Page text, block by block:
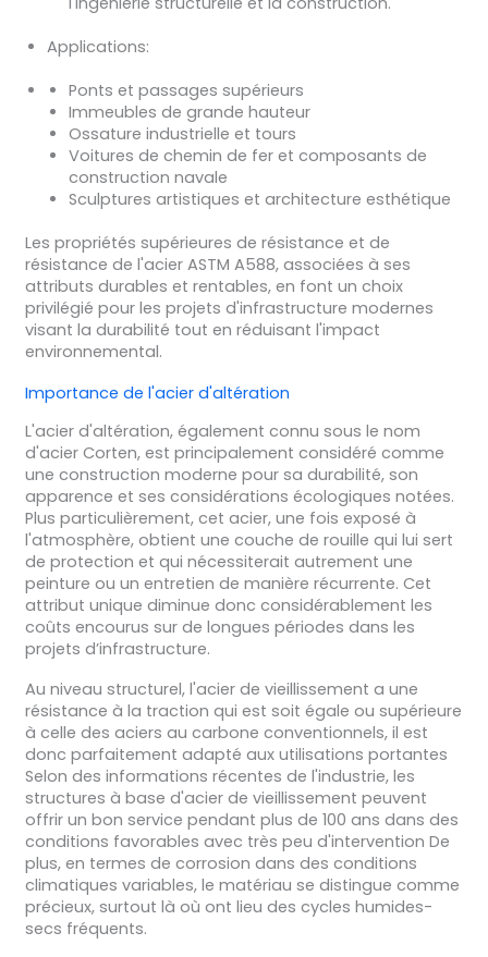
Applications:
Ponts et passages supérieurs
Immeubles de grande hauteur
Ossature industrielle et tours
Voitures de chemin de fer et composants de
construction navale
Sculptures artistiques et architecture esthétique
Les propriétés supérieures de résistance et de
résistance de l'acier ASTM A588, associées à ses
attributs durables et rentables, en font un choix
privilégié pour les projets d'infrastructure modernes
visant la durabilité tout en réduisant l'impact
environnemental.
Importance de l'acier d'altération
L'acier d'altération, également connu sous le nom
d'acier Corten, est principalement considéré comme
une construction moderne pour sa durabilité, son
apparence et ses considérations écologiques notées.
Plus particulièrement, cet acier, une fois exposé à
l'atmosphère, obtient une couche de rouille qui lui sert
de protection et qui nécessiterait autrement une
peinture ou un entretien de manière récurrente. Cet
attribut unique diminue donc considérablement les
coûts encourus sur de longues périodes dans les
projets d’infrastructure.
Au niveau structurel, l'acier de vieillissement a une
résistance à la traction qui est soit égale ou supérieure
à celle des aciers au carbone conventionnels, il est
donc parfaitement adapté aux utilisations portantes
Selon des informations récentes de l'industrie, les
structures à base d'acier de vieillissement peuvent
offrir un bon service pendant plus de 100 ans dans des
conditions favorables avec très peu d'intervention De
plus, en termes de corrosion dans des conditions
climatiques variables, le matériau se distingue comme
précieux, surtout là où ont lieu des cycles humides-
secs fréquents.